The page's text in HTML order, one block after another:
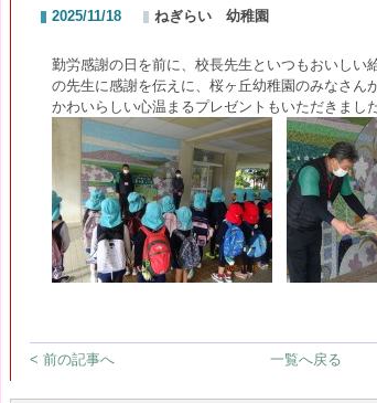
2025/11/18 ねぎらい 幼稚園
勤労感謝の日を前に、校長先生といつもおいしい
の先生に感謝を伝えに、桜ヶ丘幼稚園のみなさん
かわいらしい心温まるプレゼントもいただきまし
< 前の記事へ 一覧へ戻る